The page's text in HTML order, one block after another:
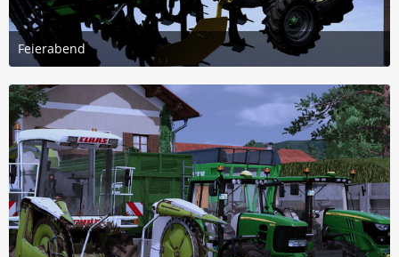
Feierabend
5. Juli 2026 um 22:05
3